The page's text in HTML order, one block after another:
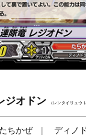
ジオドン （レンタイリュウ
たちかぜ
ディノ